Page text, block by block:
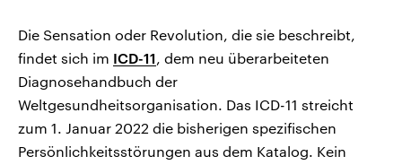
Die Sensation oder Revolution, die sie beschreibt,
findet sich im ICD-11 , dem neu überarbeiteten
Diagnosehandbuch der
Weltgesundheitsorganisation. Das ICD-11 streicht
zum 1. Januar 2022 die bisherigen spezifischen
Persönlichkeitsstörungen aus dem Katalog. Kein